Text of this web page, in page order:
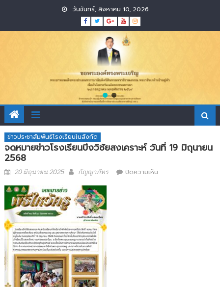
content
วันจันทร์, สิงหาคม 10, 2026
ข่าวประชาสัมพันธ์โรงเรียนในสังกัด
จดหมายข่าวโรงเรียนบึงวิชัยสงเคราะห์ วันที่ 19 มิถุนายน
2568
Posted
20 มิถุนายน 2025 Author
กัญญาภัทร ปิดความเห็นบน